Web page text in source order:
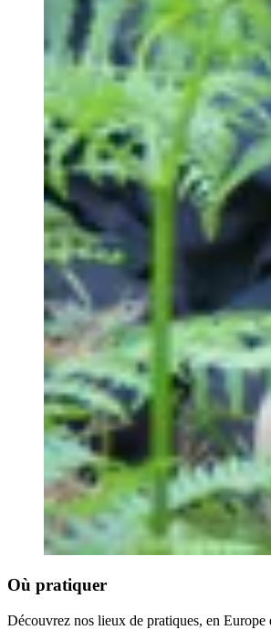
Où pratiquer
Découvrez nos lieux de pratiques, en Europe